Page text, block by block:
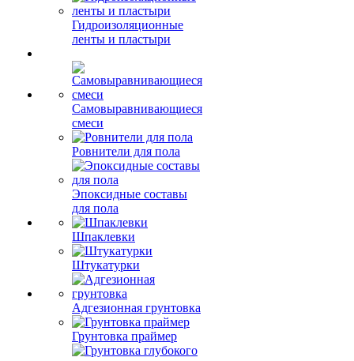
Гидроизоляционные
ленты и пластыри
Самовыравнивающиеся
смеси
Ровнители для пола
Эпоксидные составы
для пола
Шпаклевки
Штукатурки
Адгезионная грунтовка
Грунтовка праймер